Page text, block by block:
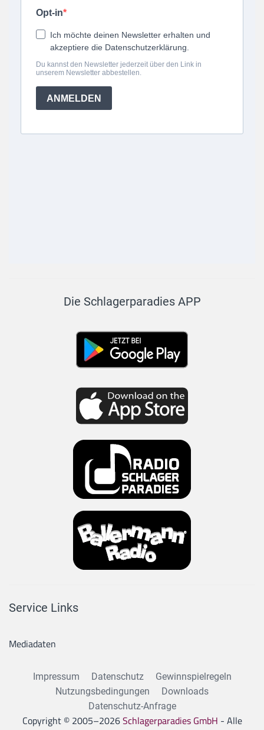
Die Schlagerparadies APP
Service Links
Mediadaten
Impressum Datenschutz
Gewinnspielregeln
Nutzungsbedingungen
Downloads
Datenschutz-Anfrage
Copyright © 2005–2026Schlagerparadies GmbH - Alle